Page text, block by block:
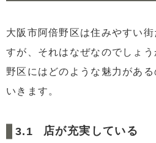
大阪市阿倍野区は住みやすい
すが、それはなぜなのでしょ
野区にはどのような魅力があ
いきます。
店が充実している